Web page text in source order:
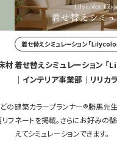
材
の
フ
着せ替えシミュレーション 「
着せ替えシミュレーション
｜インテリア事業部｜リリカ
建築カラープランナー®勝馬先
ネートを掲載。さらにお好みの
えてシミュレーションできます。